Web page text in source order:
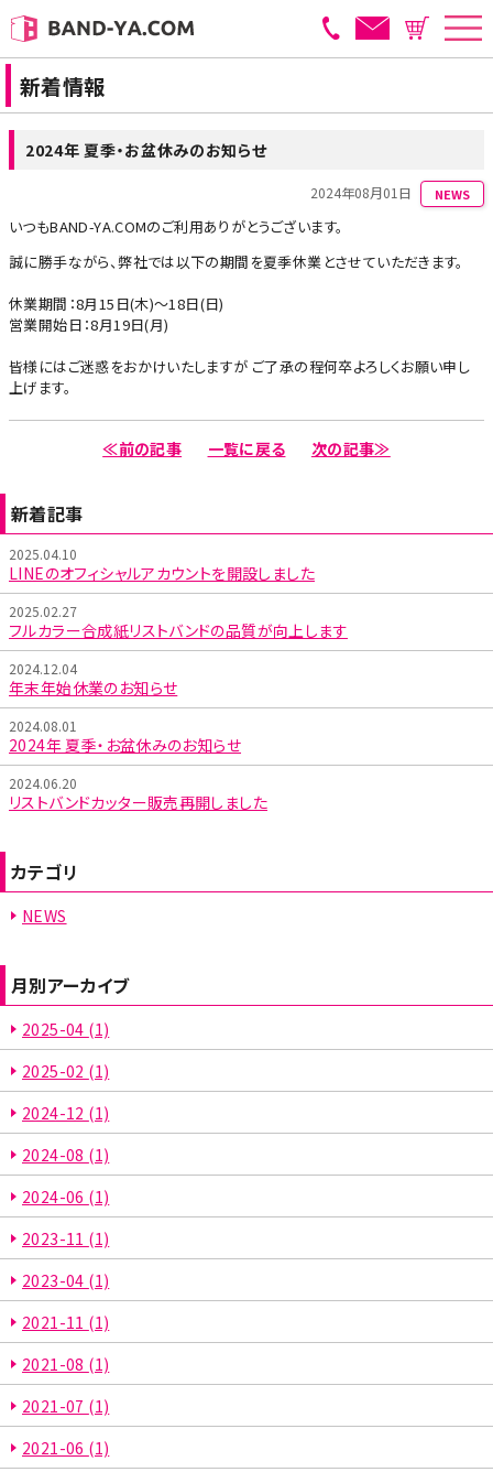
新着情報
2024年 夏季・お盆休みのお知らせ
2024年08月01日 NEWS
いつもBAND-YA.COMのご利用ありがとうございます。
誠に勝手ながら、弊社では以下の期間を夏季休業とさせていただきます。
休業期間：8月15日(木)～18日(日)
営業開始日：8月19日(月)
皆様にはご迷惑をおかけいたしますが ご了承の程何卒よろしくお願い申し
上げます。
≪前の記事 一覧に戻る 次の記事≫
新着記事
2025.04.10
LINEのオフィシャルアカウントを開設しました
2025.02.27
フルカラー合成紙リストバンドの品質が向上します
2024.12.04
年末年始休業のお知らせ
2024.08.01
2024年 夏季・お盆休みのお知らせ
2024.06.20
リストバンドカッター販売再開しました
カテゴリ
NEWS
月別アーカイブ
2025-04 (1)
2025-02 (1)
2024-12 (1)
2024-08 (1)
2024-06 (1)
2023-11 (1)
2023-04 (1)
2021-11 (1)
2021-08 (1)
2021-07 (1)
2021-06 (1)